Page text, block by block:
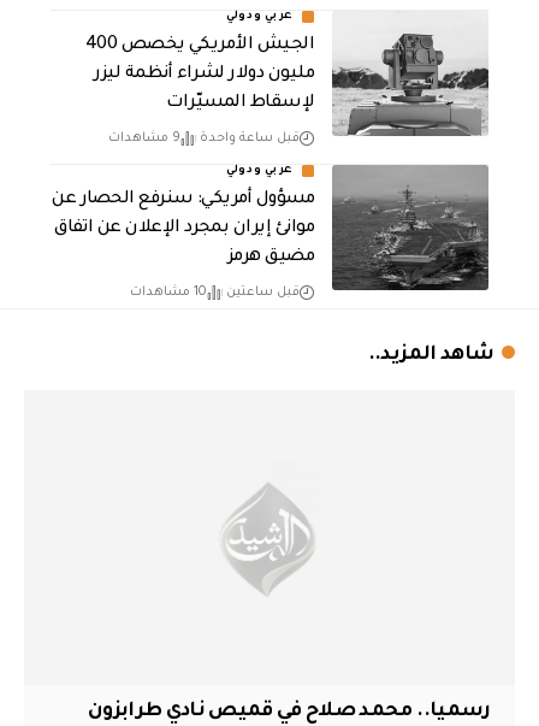
عربي ودولي
الجيش الأمريكي يخصص 400
مليون دولار لشراء أنظمة ليزر
لإسقاط المسيّرات
قبل ساعة واحدة 9 مشاهدات
عربي ودولي
مسؤول أمريكي: سنرفع الحصار عن
موانئ إيران بمجرد الإعلان عن اتفاق
مضيق هرمز
قبل ساعتين 10 مشاهدات
شاهد المزيد..
رسميا.. محمد صلاح في قميص نادي طرابزون